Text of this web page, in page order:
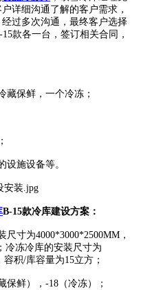
详细沟通了解的客户需求，
过多次沟通，最终客户选择
款各一台，签订相关合同，
藏保鲜，一个冷冻；
设施设备等。
B-15款冷库建设方案：
尺寸为4000*3000*2500MM，
冷冻冷库的安装尺寸为
积/库容量为15立方；
保鲜），-18（冷冻）；